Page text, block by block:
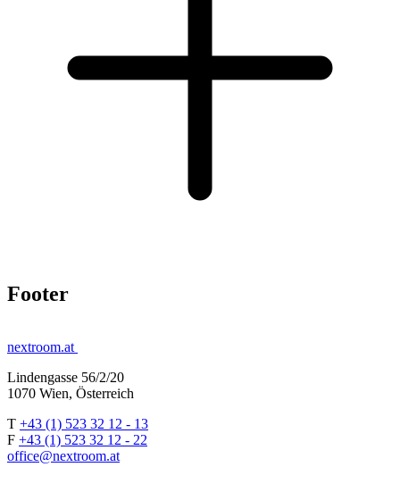
Footer
nextroom.at
Lindengasse 56/2/20
1070 Wien, Österreich
T +43 (1) 523 32 12 - 13
F +43 (1) 523 32 12 - 22
office@nextroom.at